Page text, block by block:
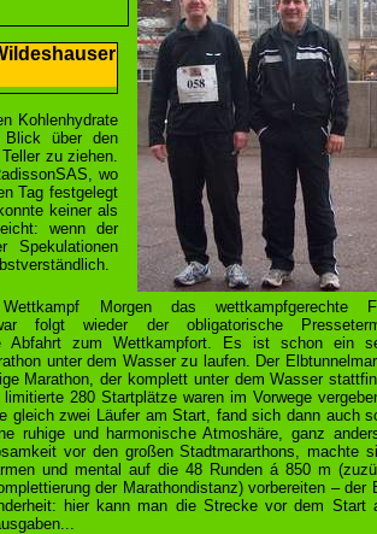
Kohlenhydrate
Blick über den
zu ziehen.
wo
Tag festgelegt
keiner als
wenn der
Morgen das wettkampfgerechte
folgt wieder der obligatorische
Abfahrt zum Wettkampfort. Es ist schon ein
unter dem Wasser zu laufen. Der
Marathon, der komplett unter dem Wasser
280 Startplätze waren im Vorwege
gleich zwei Läufer am Start, fand sich dann auch
ruhige und harmonische Atmoshäre, ganz
vor den großen Stadtmararthons, machte
und mental auf die 48 Runden á 850 m
der Marathondistanz) vorbereiten – der
hier kann man die Strecke vor dem Start